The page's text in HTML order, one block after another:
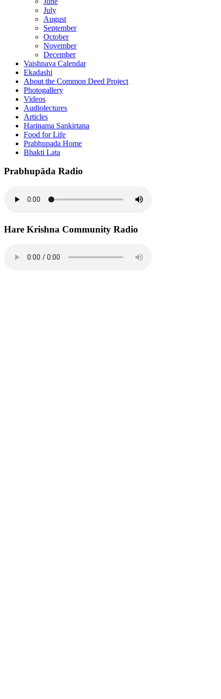
July
August
September
October
November
December
Vaishnava Calendar
Ekadashi
About the Common Deed Project
Photogallery
Videos
Audiolectures
Articles
Harinama Sankirtana
Food for Life
Prabhupada Home
Bhakti Lata
Prabhupāda Radio
Hare Krishna Community Radio